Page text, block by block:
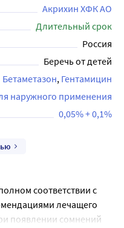
псориаз, зуд. Мазь
гентамицин
которые в
и эффективное
Гента мазь
и
зуд и
кожу, а также при
компонентов крема.
следовать его
Акрихин ХФК АО
Длительный срок
Россия
Беречь от детей
Бетаметазон Гентамицин
наружного применения
0,05% + 0,1%
соответствии с
лечащего
появлении сомнений